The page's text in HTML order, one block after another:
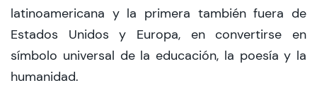
latinoamericana y la primera también fuera de
Estados Unidos y Europa, en convertirse en
símbolo universal de la educación, la poesía y la
humanidad.